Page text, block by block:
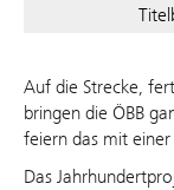
Auf die Strecke,
bringen die ÖBB
feiern das mit
Das